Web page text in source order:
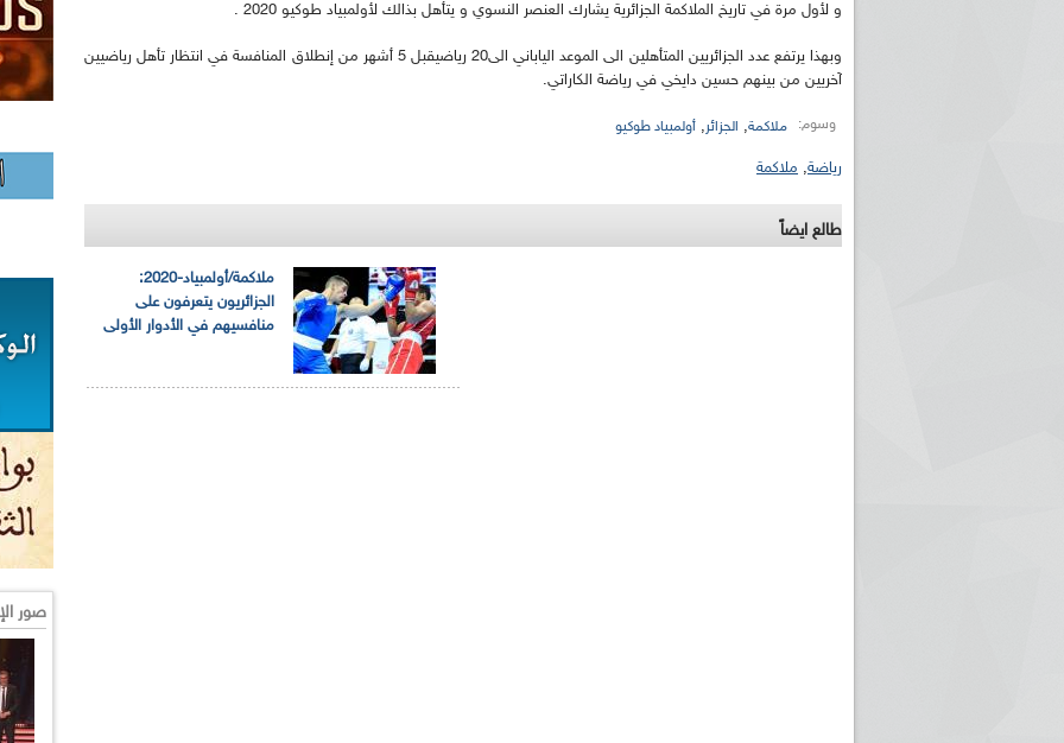
و لأول مرة في تاريخ الملاكمة الجزائرية يشارك العنصر النسوي و يتأهل بذالك لأولمبياد طوكيو 2020 .
وبهذا يرتفع عدد الجزائريين المتأهلين الى الموعد الياباني الى20 رياضيقبل 5 أشهر من إنطلاق المنافسة في انتظار تأهل رياضيين
آخريين من بينهم حسين دايخي في رياضة الكاراتي.
وسوم: ملاكمة, الجزائر, أولمبياد طوكيو
رياضة, ملاكمة
طالع ايضاً
ملاكمة/أولمبياد-2020:
الجزائريون يتعرفون على
منافسيهم في الأدوار الأولى
صور